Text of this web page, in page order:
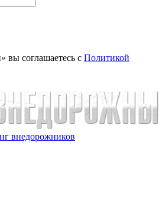
вы соглашаетесь с Политикой